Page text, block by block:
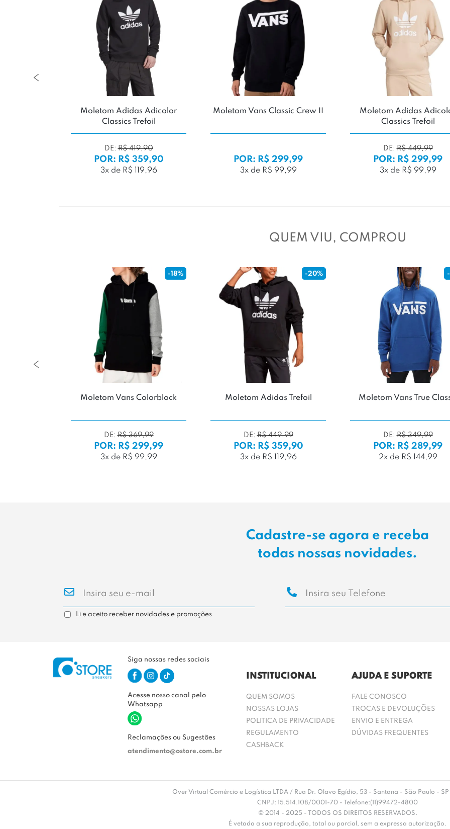
Moletom Adidas Adicolor
Classics Trefoil
DE:R$ 419,90
POR: R$ 359,90
3x de R$ 119,96
Moletom Vans Classic Crew II
POR: R$ 299,99
3x de R$ 99,99
Moletom Adidas
Classics Trefoil
DE:R$ 449,99
POR: R$ 299,99
3x de R$ 99,99
QUEM VIU, COMPROU
-18%
Moletom Vans Colorblock
DE:R$ 369,99
POR: R$ 299,99
3x de R$ 99,99
-20%
Moletom Adidas Trefoil
DE:R$ 449,99
POR: R$ 359,90
3x de R$ 119,96
Moletom Vans True
DE:R$ 349,99
POR: R$ 289,99
2x de R$ 144,99
Cadastre-se agora e receba
todas nossas novidades.
Li e aceito receber novidades e promoções
Siga nossas redes sociais
Acesse nosso canal pelo
Whatsapp
Reclamações ou Sugestões
atendimento@ostore.com.br
INSTITUCIONAL
QUEM SOMOS
NOSSAS LOJAS
POLITICA DE PRIVACIDADE
REGULAMENTO
CASHBACK
AJUDA E SUPORTE
FALE CONOSCO
TROCAS E DEVOLUÇÕES
ENVIO E ENTREGA
DÚVIDAS FREQUENTES
Over Virtual Comércio e Logística LTDA / Rua Dr. Olavo Egídio, 53 - Santana - São Paulo -
CNPJ: 15.514.108/0001-70 - Telefone:(11)99472-4800
© 2014 - 2025 - TODOS OS DIREITOS RESERVADOS.
É vetada a sua reprodução, total ou parcial, sem a expressa autorização.